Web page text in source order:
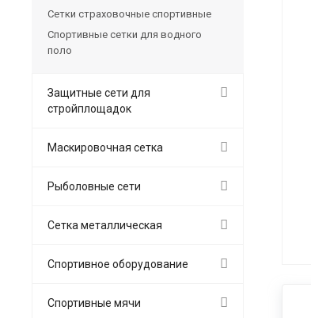
Сетки страховочные спортивные
Спортивные сетки для водного
поло
Защитные сети для
стройплощадок
Маскировочная сетка
Рыболовные сети
Сетка металлическая
Спортивное оборудование
Спортивные мячи